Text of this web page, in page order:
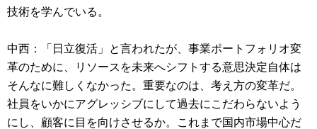
技術を学んでいる。
中西：「日立復活」と言われたが、事業ポートフォリオ変
革のために、リソースを未来へシフトする意思決定自体は
そんなに難しくなかった。重要なのは、考え方の変革だ。
社員をいかにアグレッシブにして過去にこだわらないよう
にし、顧客に目を向けさせるか。これまで国内市場中心だ